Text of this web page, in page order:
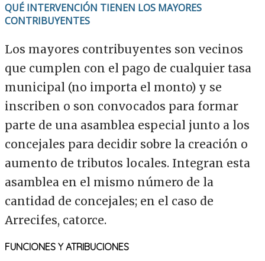
QUÉ INTERVENCIÓN TIENEN LOS MAYORES
CONTRIBUYENTES
Los mayores contribuyentes son vecinos
que cumplen con el pago de cualquier tasa
municipal (no importa el monto) y se
inscriben o son convocados para formar
parte de una asamblea especial junto a los
concejales para decidir sobre la creación o
aumento de tributos locales. Integran esta
asamblea en el mismo número de la
cantidad de concejales; en el caso de
Arrecifes, catorce.
FUNCIONES Y ATRIBUCIONES